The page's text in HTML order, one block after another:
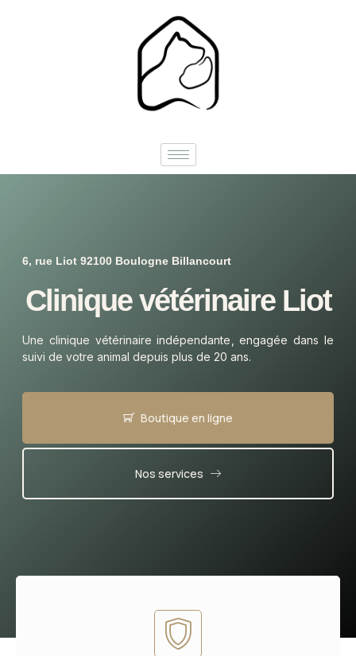
6, rue Liot 92100 Boulogne Billancourt
Clinique vétérinaire Liot
Une clinique vétérinaire indépendante, engagée dans le
suivi de votre animal depuis plus de 20 ans.
Boutique en ligne
Nos services